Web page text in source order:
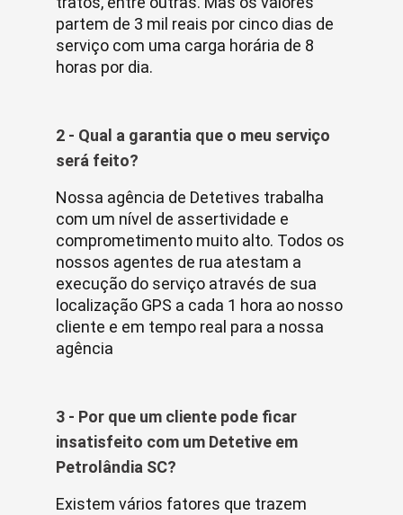
partem de 3 mil reais por cinco dias de
serviço com uma carga horária de 8
horas por dia.
2 - Qual a garantia que o meu serviço
será feito?
Nossa agência de Detetives trabalha
com um nível de assertividade e
comprometimento muito alto. Todos os
nossos agentes de rua atestam a
execução do serviço através de sua
localização GPS a cada 1 hora ao nosso
cliente e em tempo real para a nossa
agência
3 - Por que um cliente pode ficar
insatisfeito com um Detetive em
Petrolândia SC?
Existem vários fatores que trazem